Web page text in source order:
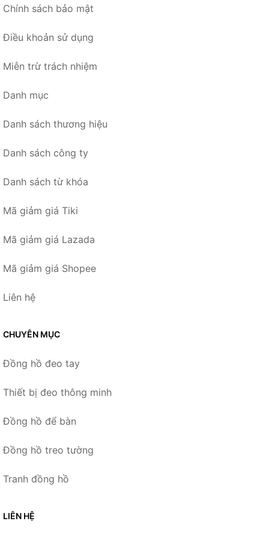
Chính sách bảo mật
Điều khoản sử dụng
Miễn trừ trách nhiệm
Danh mục
Danh sách thương hiệu
Danh sách công ty
Danh sách từ khóa
Mã giảm giá Tiki
Mã giảm giá Lazada
Mã giảm giá Shopee
Liên hệ
CHUYÊN MỤC
Đồng hồ đeo tay
Thiết bị đeo thông minh
Đồng hồ để bàn
Đồng hồ treo tường
Tranh đồng hồ
LIÊN HỆ